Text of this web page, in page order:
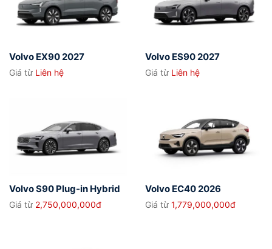
Volvo EX90 2027
Giá từ Liên hệ
Volvo ES90 2027
Giá từ Liên hệ
Volvo S90 Plug-in Hybrid
Ultra 2026
Giá từ 2,750,000,000đ
Volvo EC40 2026
Giá từ 1,779,000,000đ